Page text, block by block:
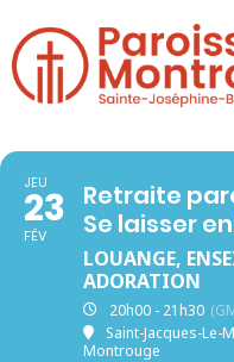
JEU
23
FÉV
Retraite
Se laisser
LOUANGE,
ADORATION
20h00 - 21h30
Saint-Jacques-Le-
Montrouge